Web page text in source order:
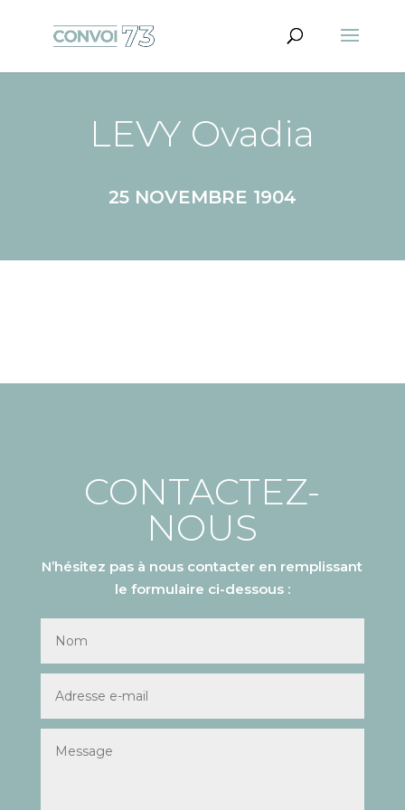
LEVY Ovadia
25 NOVEMBRE 1904
CONTACTEZ-
NOUS
N’hésitez pas à nous contacter en remplissant
le formulaire ci-dessous :